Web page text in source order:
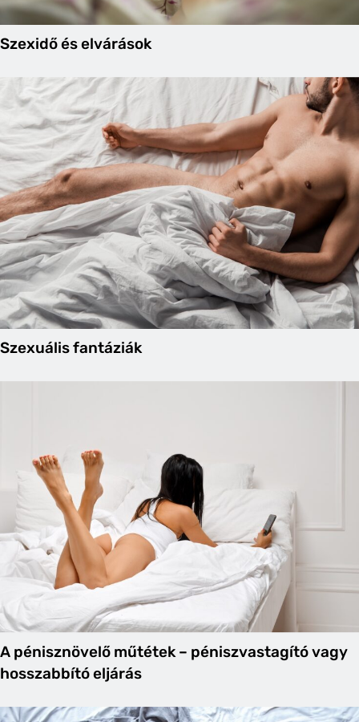
Szexidő és elvárások
Szexuális fantáziák
A pénisznövelő műtétek – péniszvastagító vagy
hosszabbító eljárás